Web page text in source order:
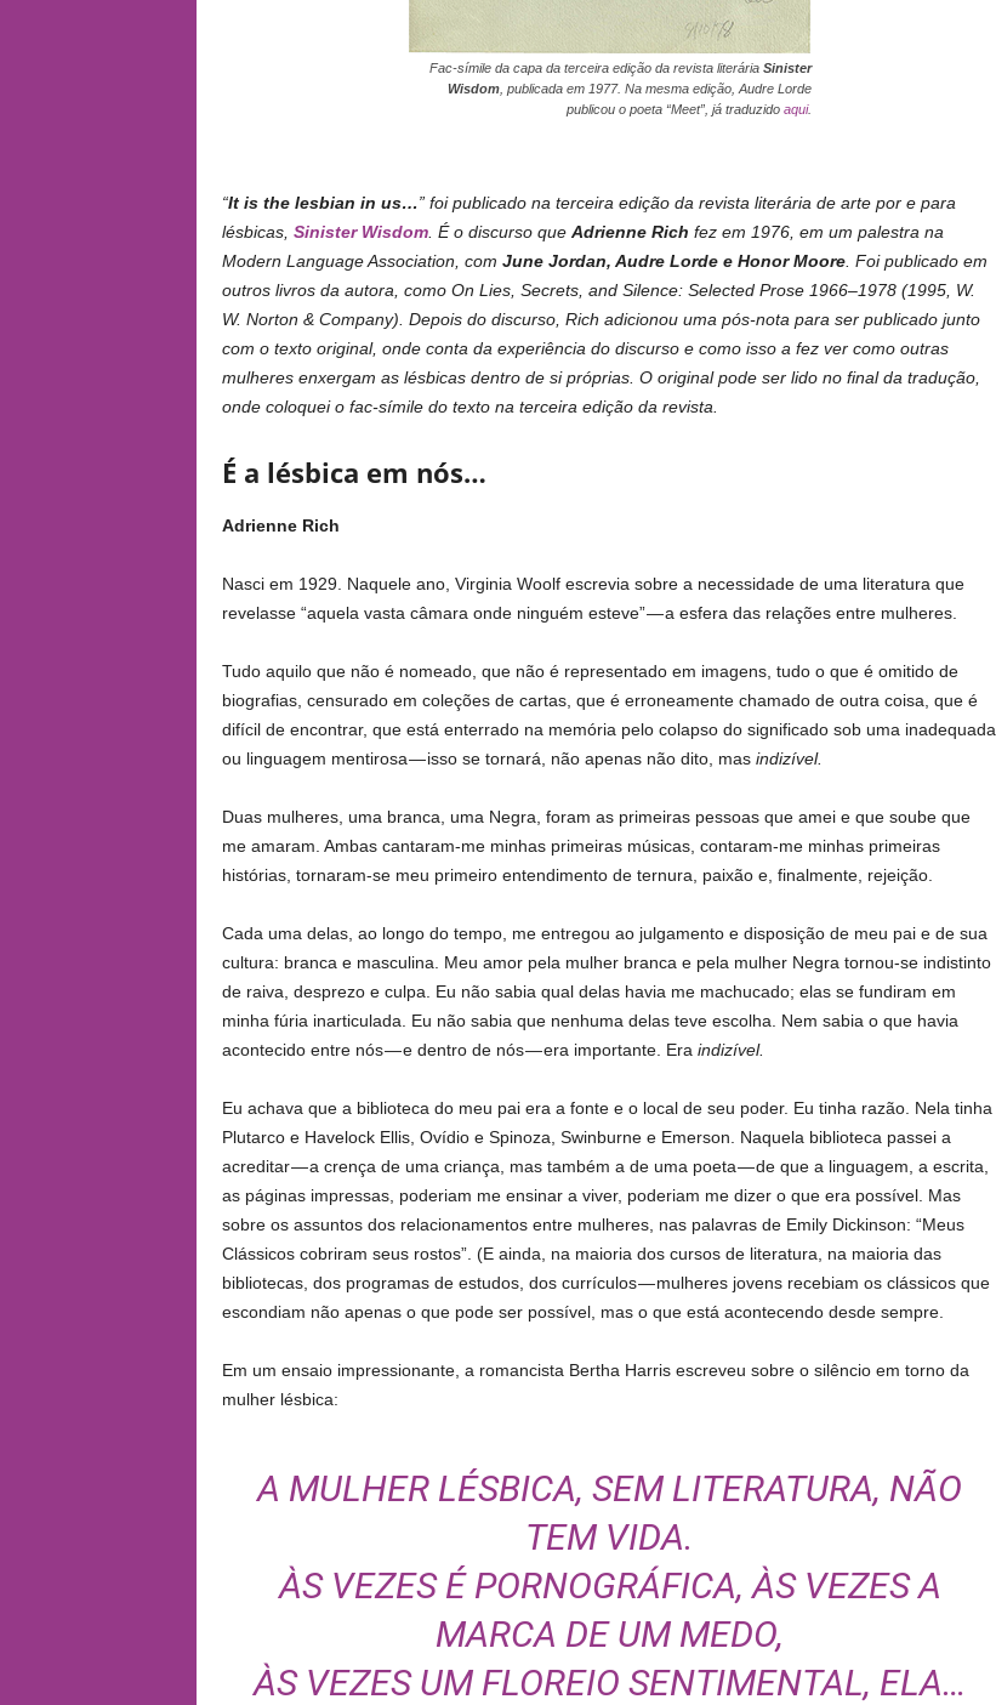
Fac-símile da capa da terceira edição da revista literária Sinister
Wisdom, publicada em 1977. Na mesma edição, Audre Lorde
publicou o poeta “Meet”, já traduzido aqui.
“It is the lesbian in us…” foi publicado na terceira edição da revista literária de arte por e para
lésbicas, Sinister Wisdom. É o discurso que Adrienne Rich fez em 1976, em um palestra na
Modern Language Association, com June Jordan, Audre Lorde e Honor Moore. Foi publicado em
outros livros da autora, como On Lies, Secrets, and Silence: Selected Prose 1966–1978 (1995, W.
W. Norton & Company). Depois do discurso, Rich adicionou uma pós-nota para ser publicado junto
com o texto original, onde conta da experiência do discurso e como isso a fez ver como outras
mulheres enxergam as lésbicas dentro de si próprias. O original pode ser lido no final da tradução,
onde coloquei o fac-símile do texto na terceira edição da revista.
É a lésbica em nós…
Adrienne Rich
Nasci em 1929. Naquele ano, Virginia Woolf escrevia sobre a necessidade de uma literatura que
revelasse “aquela vasta câmara onde ninguém esteve” — a esfera das relações entre mulheres.
Tudo aquilo que não é nomeado, que não é representado em imagens, tudo o que é omitido de
biografias, censurado em coleções de cartas, que é erroneamente chamado de outra coisa, que é
difícil de encontrar, que está enterrado na memória pelo colapso do significado sob uma inadequada
ou linguagem mentirosa — isso se tornará, não apenas não dito, mas indizível.
Duas mulheres, uma branca, uma Negra, foram as primeiras pessoas que amei e que soube que
me amaram. Ambas cantaram-me minhas primeiras músicas, contaram-me minhas primeiras
histórias, tornaram-se meu primeiro entendimento de ternura, paixão e, finalmente, rejeição.
Cada uma delas, ao longo do tempo, me entregou ao julgamento e disposição de meu pai e de sua
cultura: branca e masculina. Meu amor pela mulher branca e pela mulher Negra tornou-se indistinto
de raiva, desprezo e culpa. Eu não sabia qual delas havia me machucado; elas se fundiram em
minha fúria inarticulada. Eu não sabia que nenhuma delas teve escolha. Nem sabia o que havia
acontecido entre nós — e dentro de nós — era importante. Era indizível.
Eu achava que a biblioteca do meu pai era a fonte e o local de seu poder. Eu tinha razão. Nela tinha
Plutarco e Havelock Ellis, Ovídio e Spinoza, Swinburne e Emerson. Naquela biblioteca passei a
acreditar — a crença de uma criança, mas também a de uma poeta — de que a linguagem, a escrita,
as páginas impressas, poderiam me ensinar a viver, poderiam me dizer o que era possível. Mas
sobre os assuntos dos relacionamentos entre mulheres, nas palavras de Emily Dickinson: “Meus
Clássicos cobriram seus rostos”. (E ainda, na maioria dos cursos de literatura, na maioria das
bibliotecas, dos programas de estudos, dos currículos — mulheres jovens recebiam os clássicos que
escondiam não apenas o que pode ser possível, mas o que está acontecendo desde sempre.
Em um ensaio impressionante, a romancista Bertha Harris escreveu sobre o silêncio em torno da
mulher lésbica:
A MULHER LÉSBICA, SEM LITERATURA, NÃO
TEM VIDA.
ÀS VEZES É PORNOGRÁFICA, ÀS VEZES A
MARCA DE UM MEDO,
ÀS VEZES UM FLOREIO SENTIMENTAL, ELA…